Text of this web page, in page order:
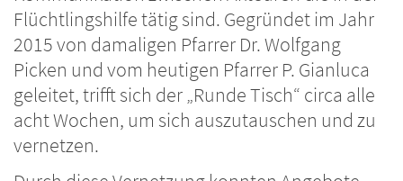
Flüchtlingshilfe tätig sind. Gegründet im Jahr
2015 von damaligen Pfarrer Dr. Wolfgang
Picken und vom heutigen Pfarrer P. Gianluca
geleitet, trifft sich der „Runde Tisch“ circa alle
acht Wochen, um sich auszutauschen und zu
vernetzen.